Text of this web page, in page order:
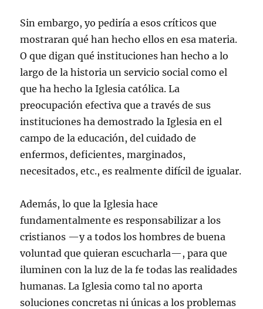
Sin embargo, yo pediría a esos críticos que
mostraran qué han hecho ellos en esa materia.
O que digan qué instituciones han hecho a lo
largo de la historia un servicio social como el
que ha hecho la Iglesia católica. La
preocupación efectiva que a través de sus
instituciones ha demostrado la Iglesia en el
campo de la educación, del cuidado de
enfermos, deficientes, marginados,
necesitados, etc., es realmente difícil de igualar.
Además, lo que la Iglesia hace
fundamentalmente es responsabilizar a los
cristianos —y a todos los hombres de buena
voluntad que quieran escucharla—, para que
iluminen con la luz de la fe todas las realidades
humanas. La Iglesia como tal no aporta
soluciones concretas ni únicas a los problemas